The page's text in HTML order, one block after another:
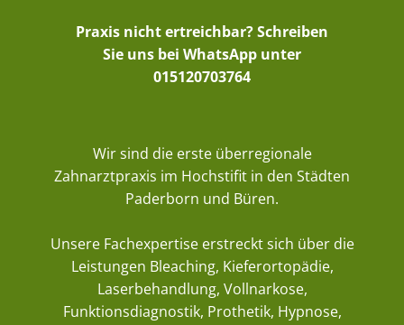
Wir sind die erste überregionale
Zahnarztpraxis im Hochstifit in den Städten
Paderborn und Büren.
Unsere Fachexpertise erstreckt sich über die
Leistungen Bleaching, Kieferortopädie,
Laserbehandlung, Vollnarkose,
Funktionsdiagnostik, Prothetik, Hypnose,
Praxis nicht ertreichbar? Schreiben
Sie uns bei WhatsApp unter
015120703764